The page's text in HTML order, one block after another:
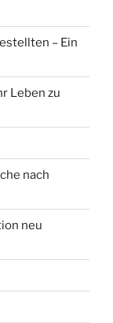
– Ein
Leben zu
nach
neu